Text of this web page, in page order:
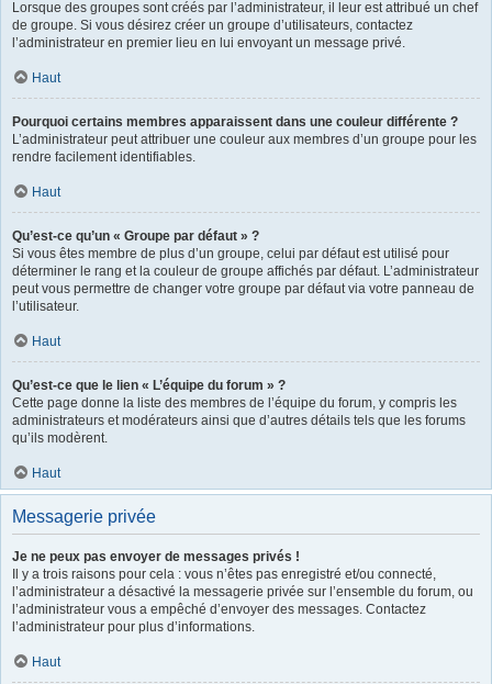
Lorsque des groupes sont créés par l’administrateur, il leur est attribué un chef
de groupe. Si vous désirez créer un groupe d’utilisateurs, contactez
l’administrateur en premier lieu en lui envoyant un message privé.
Haut
Pourquoi certains membres apparaissent dans une couleur différente ?
L’administrateur peut attribuer une couleur aux membres d’un groupe pour les
rendre facilement identifiables.
Haut
Qu’est-ce qu’un « Groupe par défaut » ?
Si vous êtes membre de plus d’un groupe, celui par défaut est utilisé pour
déterminer le rang et la couleur de groupe affichés par défaut. L’administrateur
peut vous permettre de changer votre groupe par défaut via votre panneau de
l’utilisateur.
Haut
Qu’est-ce que le lien « L’équipe du forum » ?
Cette page donne la liste des membres de l’équipe du forum, y compris les
administrateurs et modérateurs ainsi que d’autres détails tels que les forums
qu’ils modèrent.
Haut
Messagerie privée
Je ne peux pas envoyer de messages privés !
Il y a trois raisons pour cela : vous n’êtes pas enregistré et/ou connecté,
l’administrateur a désactivé la messagerie privée sur l’ensemble du forum, ou
l’administrateur vous a empêché d’envoyer des messages. Contactez
l’administrateur pour plus d’informations.
Haut